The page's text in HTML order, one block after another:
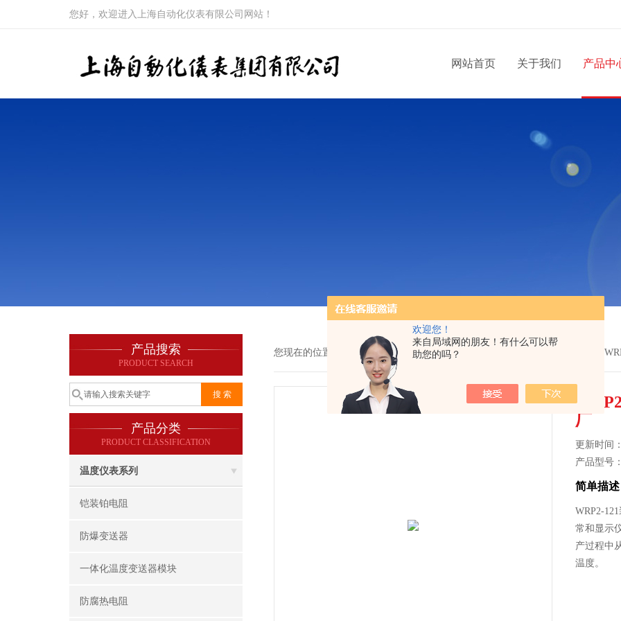
欢迎您！
来自局域网的朋友！有什么可以帮
助您的吗？
您好，欢迎进入上海自动化仪表有限公司网站！
网站首页 关于我们 产品中
产品搜索
PRODUCT SEARCH
产品分类
PRODUCT CLASSIFICATION
温度仪表系列
铠装铂电阻
防爆变送器
一体化温度变送器模块
防腐热电阻
您现在的位置： 首页 > 产品中心 >温度仪表系列 > WRP2-
厂
更新时间
产品型号
简单描述
WRP2-
常和显示
产过程中
温度。